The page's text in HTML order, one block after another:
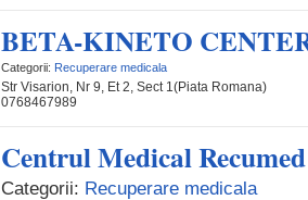
BETA-KINETO
Categorii: Recuperare medicala
Str Visarion, Nr 9, Et 2, Sect 1(Piata Romana)
0768467989
Centrul Medical Recumed
Categorii: Recuperare medicala